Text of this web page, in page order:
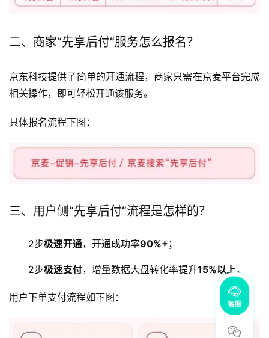
二、商家“先享后付”服务怎么报名？
京东科技提供了简单的开通流程，商家只需在京麦平台完成
相关操作，即可轻松开通该服务。
具体报名流程下图：
三、用户侧“先享后付”流程是怎样的？
2步极速开通，开通成功率90%+ ；
2步极速支付，增量数据大盘转化率提升15%以上。
用户下单支付流程如下图：